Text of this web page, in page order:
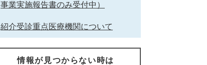
事業実施報告書のみ受付中）
紹介受診重点医療機関について
情報が見つからない時は